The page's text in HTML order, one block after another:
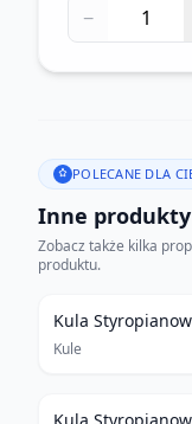
−
POLECANE DLA
Inne
Zobacz także kilka
produktu.
Kula
Kule